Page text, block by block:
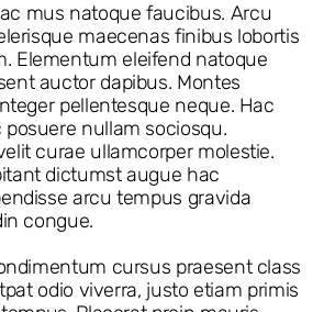
mus natoque faucibus. Arcu
maecenas finibus lobortis
Elementum eleifend natoque
auctor dapibus. Montes
pellentesque neque. Hac
nullam sociosqu.
curae ullamcorper molestie.
dictumst augue hac
arcu tempus gravida
congue.
cursus praesent class
odio viverra, justo etiam primis